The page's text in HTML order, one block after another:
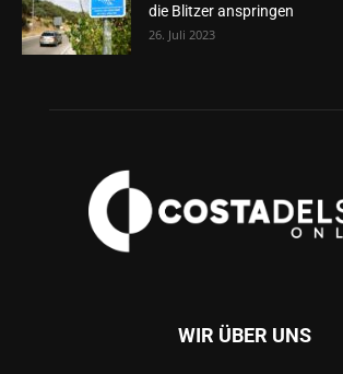
die Blitzer anspringen
26. Juli 2023
WIR ÜBER UNS